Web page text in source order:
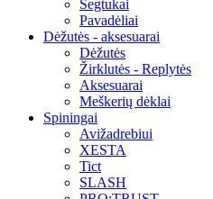
Segtukai
Pavadėliai
Dėžutės - aksesuarai
Dėžutės
Žirklutės - Replytės
Aksesuarai
Meškerių dėklai
Spiningai
Avižadrebiui
XESTA
Tict
SLASH